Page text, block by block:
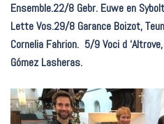
Ensemble.22/8 Gebr. Euwe en
Lette Vos.29/8 Garance Boizot,
Cornelia Fahrion. 5/9 Voci d
Gómez Lasheras.